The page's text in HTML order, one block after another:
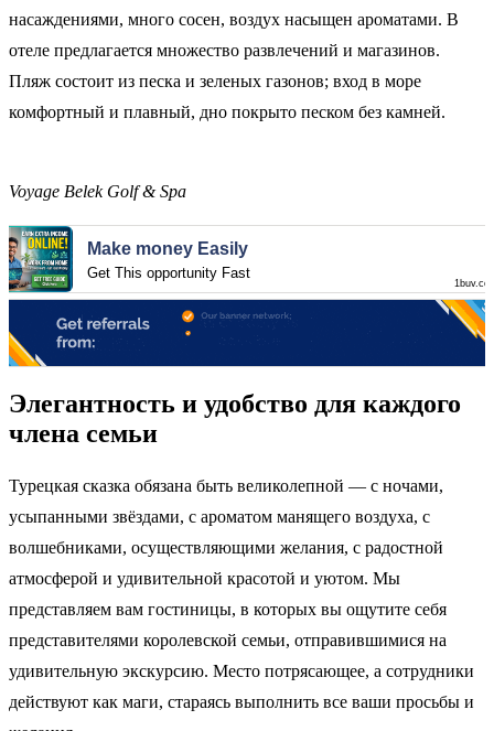
насаждениями, много сосен, воздух насыщен ароматами. В
отеле предлагается множество развлечений и магазинов.
Пляж состоит из песка и зеленых газонов; вход в море
комфортный и плавный, дно покрыто песком без камней.
Voyage Belek Golf & Spa
Make money Easily
Get This opportunity Fast
Элегантность и удобство для каждого
члена семьи
Турецкая сказка обязана быть великолепной — с ночами,
усыпанными звёздами, с ароматом манящего воздуха, с
волшебниками, осуществляющими желания, с радостной
атмосферой и удивительной красотой и уютом. Мы
представляем вам гостиницы, в которых вы ощутите себя
представителями королевской семьи, отправившимися на
удивительную экскурсию. Место потрясающее, а сотрудники
действуют как маги, стараясь выполнить все ваши просьбы и